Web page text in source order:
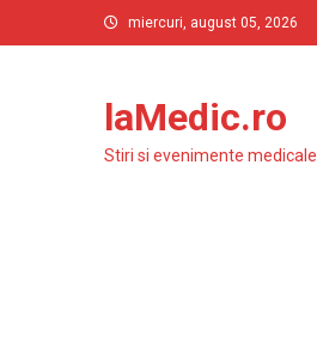
to
miercuri, august 05, 2026
laMedic.ro
Stiri si evenimente medicale